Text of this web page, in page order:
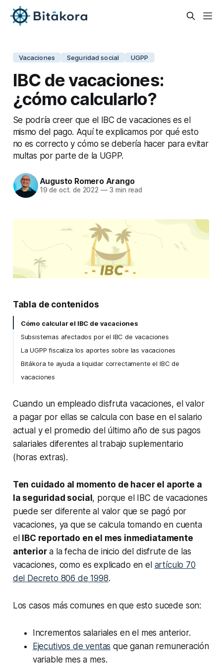
Vacaciones Seguridad social UGPP
IBC de vacaciones:
¿cómo calcularlo?
Se podría creer que el IBC de vacaciones es el
mismo del pago. Aquí te explicamos por qué esto
no es correcto y cómo se debería hacer para evitar
multas por parte de la UGPP.
Augusto Romero Arango
19 de oct. de 2022 — 3 min read
Cómo calcular el IBC de vacaciones
Subsistemas afectados por el IBC de vacaciones
La UGPP fiscaliza los aportes sobre las vacaciones
Bitákora te ayuda a liquidar correctamente el IBC de
vacaciones
Cuando un empleado disfruta vacaciones, el valor
a pagar por ellas se calcula con base en el salario
actual y el promedio del último año de sus pagos
salariales diferentes al trabajo suplementario
(horas extras).
Ten cuidado al momento de hacer el aporte a
la seguridad social, porque el IBC de vacaciones
puede ser diferente al valor que se pagó por
vacaciones, ya que se calcula tomando en cuenta
el IBC reportado en el mes inmediatamente
anteriora la fecha de inicio del disfrute de las
vacaciones, como es explicado en el artículo 70
del Decreto 806 de 1998.
Los casos más comunes en que esto sucede son:
Incrementos salariales en el mes anterior.
Ejecutivos de ventas que ganan remuneración
variable mes a mes.